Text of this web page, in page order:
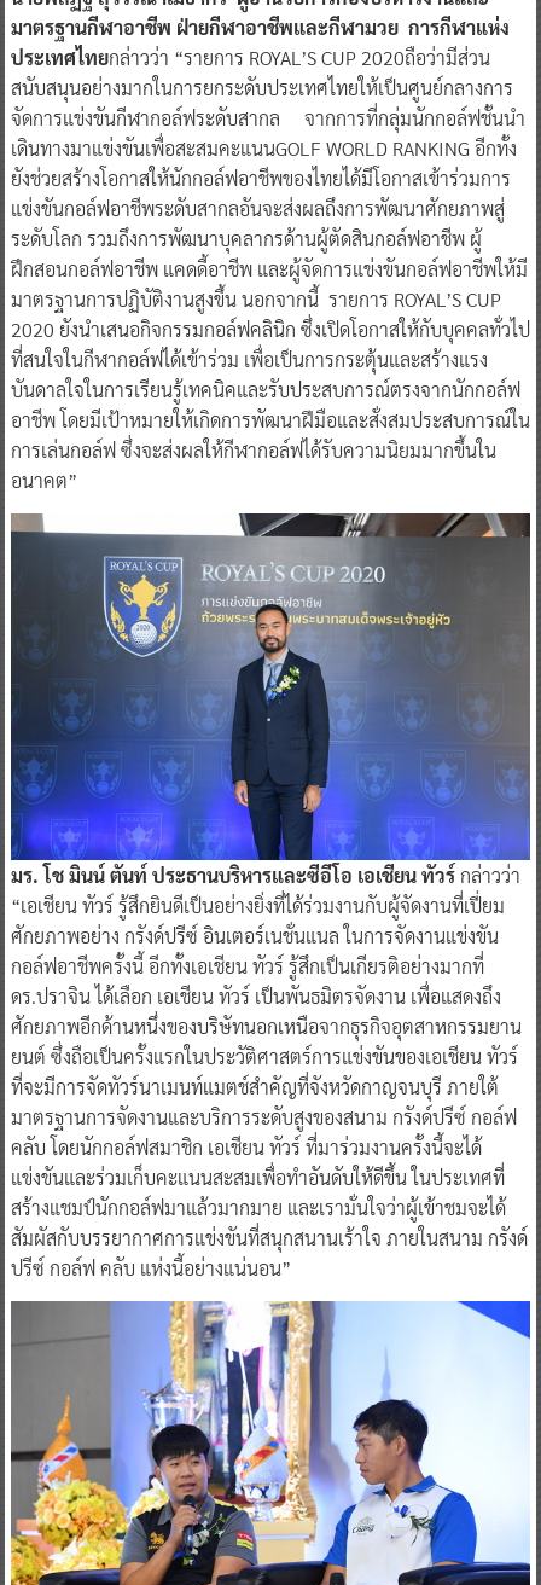
มาตรฐานกีฬาอาชีพ ฝ่ายกีฬาอาชีพและกีฬามวย การกีฬาแห่ง
ประเทศไทยกล่าวว่า “รายการ ROYAL’S CUP 2020ถือว่ามีส่วน
สนับสนุนอย่างมากในการยกระดับประเทศไทยให้เป็นศูนย์กลางการ
จัดการแข่งขันกีฬากอล์ฟระดับสากล จากการที่กลุ่มนักกอล์ฟชั้นนำ
เดินทางมาแข่งขันเพื่อสะสมคะแนนGOLF WORLD RANKING อีกทั้ง
ยังช่วยสร้างโอกาสให้นักกอล์ฟอาชีพของไทยได้มีโอกาสเข้าร่วมการ
แข่งขันกอล์ฟอาชีพระดับสากลอันจะส่งผลถึงการพัฒนาศักยภาพสู่
ระดับโลก รวมถึงการพัฒนาบุคลากรด้านผู้ตัดสินกอล์ฟอาชีพ ผู้
ฝึกสอนกอล์ฟอาชีพ แคดดี้อาชีพ และผู้จัดการแข่งขันกอล์ฟอาชีพให้มี
มาตรฐานการปฏิบัติงานสูงขึ้น นอกจากนี้ รายการ ROYAL’S CUP
2020 ยังนำเสนอกิจกรรมกอล์ฟคลินิก ซึ่งเปิดโอกาสให้กับบุคคลทั่วไป
ที่สนใจในกีฬากอล์ฟได้เข้าร่วม เพื่อเป็นการกระตุ้นและสร้างแรง
บันดาลใจในการเรียนรู้เทคนิคและรับประสบการณ์ตรงจากนักกอล์ฟ
อาชีพ โดยมีเป้าหมายให้เกิดการพัฒนาฝีมือและสั่งสมประสบการณ์ใน
การเล่นกอล์ฟ ซึ่งจะส่งผลให้กีฬากอล์ฟได้รับความนิยมมากขึ้นใน
อนาคต”
มร. โช มินน์ ตันท์ ประธานบริหารและซีอีโอ เอเชียน ทัวร์กล่าวว่า
“เอเชียน ทัวร์ รู้สึกยินดีเป็นอย่างยิ่งที่ได้ร่วมงานกับผู้จัดงานที่เปี่ยม
ศักยภาพอย่าง กรังด์ปรีซ์ อินเตอร์เนชั่นแนล ในการจัดงานแข่งขัน
กอล์ฟอาชีพครั้งนี้ อีกทั้งเอเชียน ทัวร์ รู้สึกเป็นเกียรติอย่างมากที่
ดร.ปราจิน ได้เลือก เอเชียน ทัวร์ เป็นพันธมิตรจัดงาน เพื่อแสดงถึง
ศักยภาพอีกด้านหนึ่งของบริษัทนอกเหนือจากธุรกิจอุตสาหกรรมยาน
ยนต์ ซึ่งถือเป็นครั้งแรกในประวัติศาสตร์การแข่งขันของเอเชียน ทัวร์
ที่จะมีการจัดทัวร์นาเมนท์แมตช์สำคัญที่จังหวัดกาญจนบุรี ภายใต้
มาตรฐานการจัดงานและบริการระดับสูงของสนาม กรังด์ปรีซ์ กอล์ฟ
คลับ โดยนักกอล์ฟสมาชิก เอเชียน ทัวร์ ที่มาร่วมงานครั้งนี้จะได้
แข่งขันและร่วมเก็บคะแนนสะสมเพื่อทำอันดับให้ดีขึ้น ในประเทศที่
สร้างแชมป์นักกอล์ฟมาแล้วมากมาย และเรามั่นใจว่าผู้เข้าชมจะได้
สัมผัสกับบรรยากาศการแข่งขันที่สนุกสนานเร้าใจ ภายในสนาม กรังด์
ปรีซ์ กอล์ฟ คลับ แห่งนี้อย่างแน่นอน”